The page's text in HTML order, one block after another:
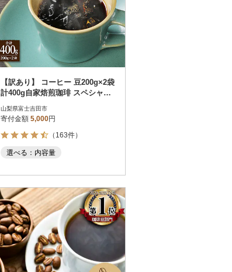
【訳あり】 コーヒー 豆200g×2袋
計400g自家焙煎珈琲 スペシャル
山梨県富士吉田市
寄付金額 5,000円
（163件）
選べる：内容量